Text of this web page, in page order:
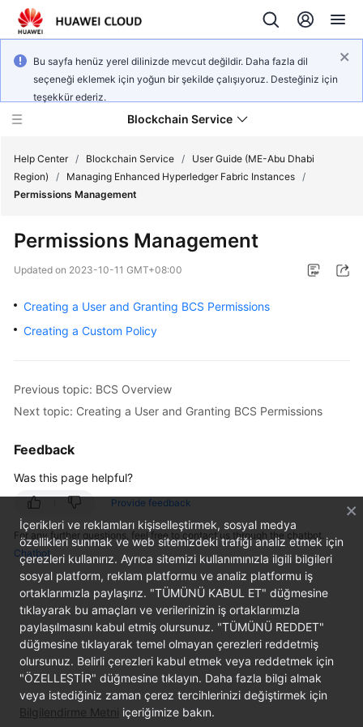
Bu sayfa henüz yerel dilinizde mevcut değildir. Daha fazla dil
seçeneği eklemek için yoğun bir şekilde çalışıyoruz. Desteğiniz için
teşekkür ederiz.
Blockchain Service
Service
User
Practices
Developer
Guide
API
Reference
SDK
Reference
FAQs
Help Center / Blockchain Service /
User Guide (ME-Abu Dhabi
Region)
/ Managing Enhanced Hyperledger Fabric Instances /
Permissions Management
Permissions Management
Updated on 2023-10-11 GMT+08:00
Creating a User and Granting BCS Permissions
Creating a Custom Policy
Previous topic: BCS Overview
Next topic: Creating a User and Granting BCS Permissions
Feedback
Was this page helpful?
Provide feedback
For any further questions, feel free to contact us through the chatbot.
Chatbot
İçerikleri ve reklamları kişiselleştirmek, sosyal medya
özellikleri sunmak ve web sitemizdeki trafiği analiz etmek için
çerezleri kullanırız. Ayrıca sitemizi kullanımınızla ilgili bilgileri
sosyal platform, reklam platformu ve analiz platformu iş
ortaklarımızla paylaşırız. "TÜMÜNÜ KABUL ET" düğmesine
tıklayarak bu amaçları ve verilerinizin iş ortaklarımızla
paylaşılmasını kabul etmiş olursunuz. "TÜMÜNÜ REDDET"
düğmesine tıklayarak temel olmayan çerezleri reddetmiş
olursunuz. Belirli çerezleri kabul etmek veya reddetmek için
"ÖZELLEŞTİR" düğmesine tıklayın. Daha fazla bilgi almak
veya istediğiniz zaman çerez tercihlerinizi değiştirmek için
Bilgilendirme Metni içeriğimize bakın.